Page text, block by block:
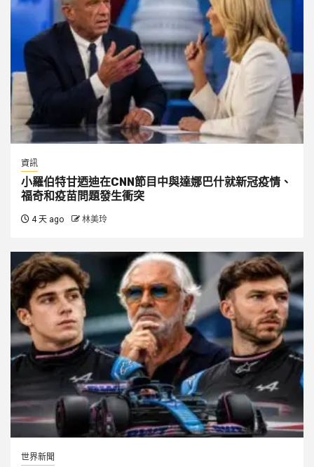
資訊
小羅伯特甘迺迪在CNN節目中與達娜巴什就新冠疫情、
福奇和疫苗問題發生衝突
4 天 ago 林美玲
世界新聞